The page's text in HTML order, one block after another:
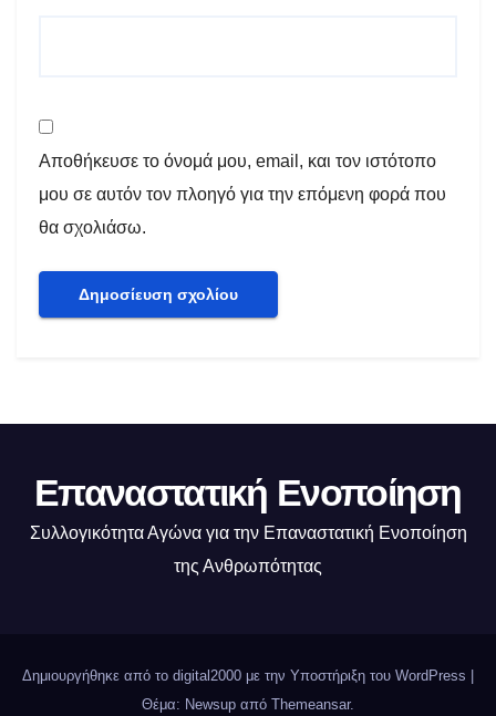
Αποθήκευσε το όνομά μου, email, και τον ιστότοπο
μου σε αυτόν τον πλοηγό για την επόμενη φορά που
θα σχολιάσω.
Επαναστατική Ενοποίηση
Συλλογικότητα Αγώνα για την Επαναστατική Ενοποίηση
της Ανθρωπότητας
Δημιουργήθηκε από το digital2000 με την Υποστήριξη του WordPress |
Θέμα: Newsup από Themeansar.